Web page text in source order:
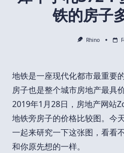
铁的房子
Rhino
地铁是一座现代化都市最重要
房子也是整个城市房地产最具
2019年1月28日，房地产网站
地铁旁房子的价格比较图。今
一起来研究一下这张图，看看
和你原先想的一样。